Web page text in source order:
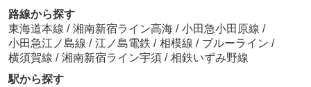
路線から探す
東海道本線 / 湘南新宿ライン高海 / 小田急小田原線 /
小田急江ノ島線 / 江ノ島電鉄 / 相模線 / ブルーライン /
横須賀線 / 湘南新宿ライン宇須 / 相鉄いずみ野線
駅から探す